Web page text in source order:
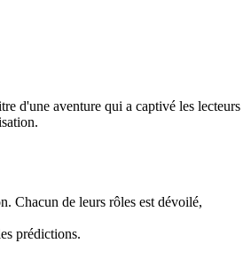
d'une aventure qui a captivé les lecteurs
Chacun de leurs rôles est dévoilé,
prédictions.